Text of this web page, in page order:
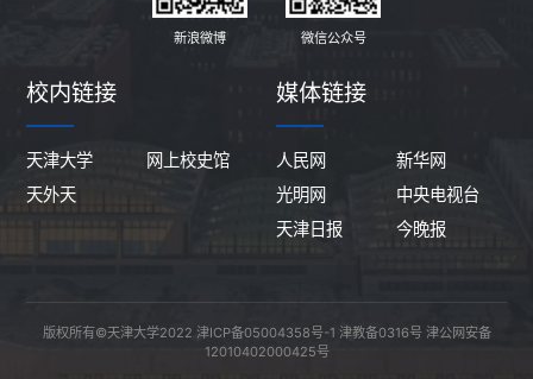
新浪微博 微信公众号
校内链接
天津大学
网上校史馆
天外天
媒体链接
人民网
新华网
光明网
中央电视台
天津日报
今晚报
版权所有©天津大学2022 津ICP备05004358号-1 津教备0316号 津公网安备
12010402000425号